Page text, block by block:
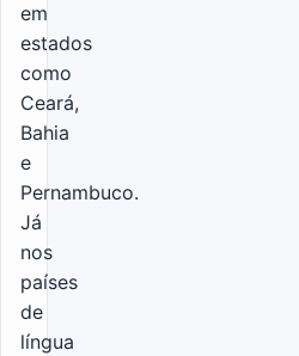
em
estados
como
Ceará,
Bahia
e
Pernambuco.
Já
nos
países
de
língua